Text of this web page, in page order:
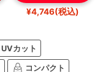
¥4,746(税込)
UVカット
コンパクト